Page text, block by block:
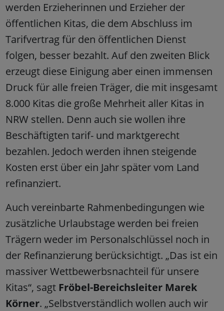
werden Erzieherinnen und Erzieher der
öffentlichen Kitas, die dem Abschluss im
Tarifvertrag für den öffentlichen Dienst
folgen, besser bezahlt. Auf den zweiten Blick
erzeugt diese Einigung aber einen immensen
Druck für alle freien Träger, die mit insgesamt
8.000 Kitas die große Mehrheit aller Kitas in
NRW stellen. Denn auch sie wollen ihre
Beschäftigten tarif- und marktgerecht
bezahlen. Jedoch werden ihnen steigende
Kosten erst über ein Jahr später vom Land
refinanziert.
Auch vereinbarte Rahmenbedingungen wie
zusätzliche Urlaubstage werden bei freien
Trägern weder im Personalschlüssel noch in
der Refinanzierung berücksichtigt. „Das ist ein
massiver Wettbewerbsnachteil für unsere
Kitas“, sagt Fröbel-Bereichsleiter Marek
Körner. „Selbstverständlich wollen auch wir